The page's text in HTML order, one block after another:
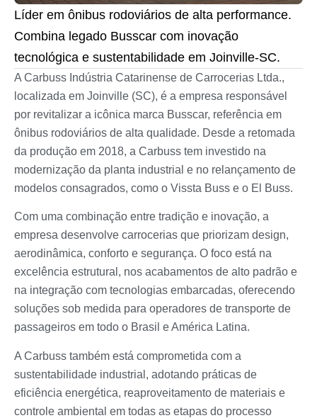
Líder em ônibus rodoviários de alta performance.
Combina legado Busscar com inovação
tecnológica e sustentabilidade em Joinville-SC.
A Carbuss Indústria Catarinense de Carrocerias Ltda.,
localizada em Joinville (SC), é a empresa responsável
por revitalizar a icônica marca Busscar, referência em
ônibus rodoviários de alta qualidade. Desde a retomada
da produção em 2018, a Carbuss tem investido na
modernização da planta industrial e no relançamento de
modelos consagrados, como o Vissta Buss e o El Buss.
Com uma combinação entre tradição e inovação, a
empresa desenvolve carrocerias que priorizam design,
aerodinâmica, conforto e segurança. O foco está na
excelência estrutural, nos acabamentos de alto padrão e
na integração com tecnologias embarcadas, oferecendo
soluções sob medida para operadores de transporte de
passageiros em todo o Brasil e América Latina.
A Carbuss também está comprometida com a
sustentabilidade industrial, adotando práticas de
eficiência energética, reaproveitamento de materiais e
controle ambiental em todas as etapas do processo